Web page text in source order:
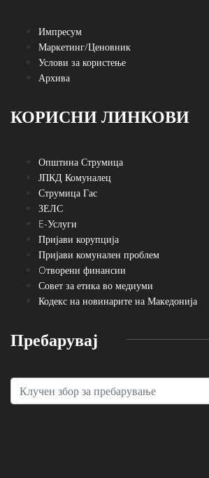
Импресум
Маркетинг/Ценовник
Услови за користење
Архива
КОРИСНИ ЛИНКОВИ
Општина Струмица
ЈПКД Комуналец
Струмица Гас
ЗЕЛС
E-Услуги
Пријави корупција
Пријави комунален проблем
Oтворени финансии
Совет за етика во медиуми
Кодекс на новинарите на Македонија
Пребарувај